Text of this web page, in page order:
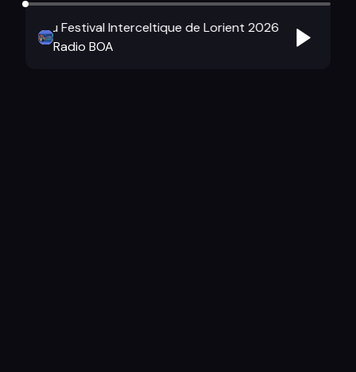
du Festival Interceltique de Lorient 2026
Le journal
Radio BOA